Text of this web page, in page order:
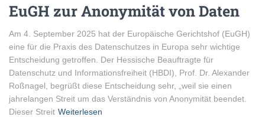
EuGH zur Anonymität von Daten
Am 4. September 2025 hat der Europäische Gerichtshof (EuGH)
eine für die Praxis des Datenschutzes in Europa sehr wichtige
Entscheidung getroffen. Der Hessische Beauftragte für
Datenschutz und Informationsfreiheit (HBDI), Prof. Dr. Alexander
Roßnagel, begrüßt diese Entscheidung sehr, „weil sie einen
jahrelangen Streit um das Verständnis von Anonymität beendet.
Dieser Streit Weiterlesen